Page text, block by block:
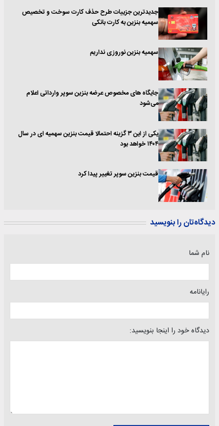
جدیدترین جزییات طرح حذف کارت سوخت و تخصیص
سهمیه بنزین به کارت بانکی
سهمیه بنزین نوروزی نداریم
جایگاه های مخصوص عرضه بنزین سوپر وارداتی اعلام
می‌شود
یکی از این ۳ گزینه احتمالا قیمت بنزین سهمیه ای در سال
۱۴۰۴ خواهد بود
قیمت بنزین سوپر تغییر پیدا کرد
دیدگاه‌تان را بنویسید
نام شما
رایانامه
دیدگاه خود را اینجا بنویسید: